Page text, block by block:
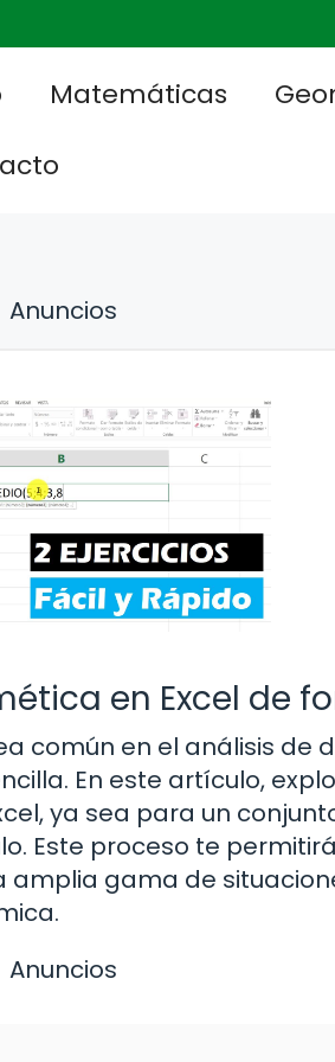
Matemáticas
Anuncios
en Excel de
común en el análisis de
En este artículo,
ya sea para un
Este proceso te
gama de
Anuncios